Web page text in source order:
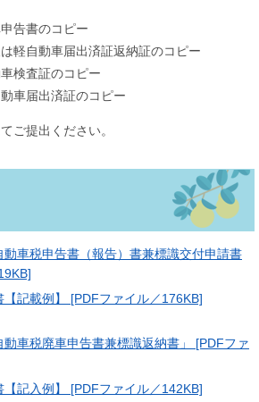
告書のコピー
軽自動車届出済証返納証のコピー
検査証のコピー
車届出済証のコピー
ご提出ください。
動車税申告書（報告）書兼標識交付申請書
【記載例】 [PDFファイル／176KB]
動車税廃車申告書兼標識返納書」 [PDFファ
【記入例】 [PDFファイル／142KB]